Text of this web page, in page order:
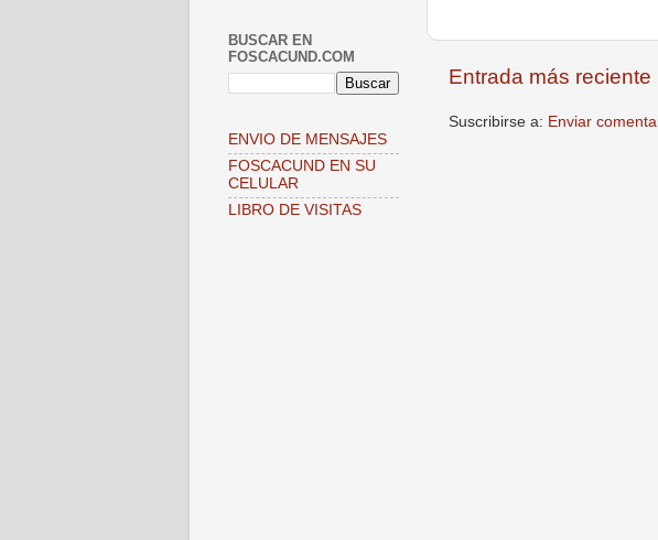
Entrada más reciente
Suscribirse a: Enviar
BUSCAR EN
FOSCACUND.COM
ENVIO DE MENSAJES
FOSCACUND EN SU
CELULAR
LIBRO DE VISITAS